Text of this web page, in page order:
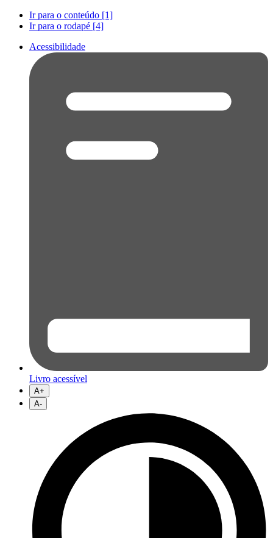
Ir para o conteúdo [1]
Ir para o rodapé [4]
Acessibilidade
Livro acessível
A+
A-